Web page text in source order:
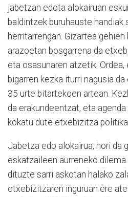
jabetzan edota alokairuan
baldintzek buruhauste
herritarrengan. Gizartea
arazoetan bosgarrena da
eta osasunaren atzetik. Ordea,
bigarren kezka iturri nagusia
35 urte bitartekoen artean.
da erakundeentzat, eta
kokatu dute etxebizitza
Jabetza edo alokairua, hori da
eskatzaileen aurreneko
dituzte sarri askotan halako
etxebizitzaren inguruan ere